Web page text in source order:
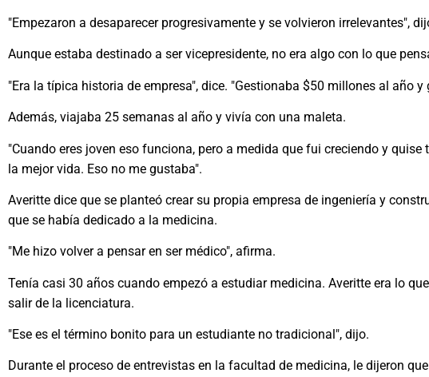
"Empezaron a desaparecer progresivamente y se volvieron irrelevantes",
Aunque estaba destinado a ser vicepresidente, no era algo con lo que
"Era la típica historia de empresa", dice. "Gestionaba $50 millones al año
Además, viajaba 25 semanas al año y vivía con una maleta.
"Cuando eres joven eso funciona, pero a medida que fui creciendo y
la mejor vida. Eso no me gustaba".
Averitte dice que se planteó crear su propia empresa de ingeniería y
que se había dedicado a la medicina.
"Me hizo volver a pensar en ser médico", afirma.
Tenía casi 30 años cuando empezó a estudiar medicina. Averitte era lo
salir de la licenciatura.
"Ese es el término bonito para un estudiante no tradicional", dijo.
Durante el proceso de entrevistas en la facultad de medicina, le dijeron